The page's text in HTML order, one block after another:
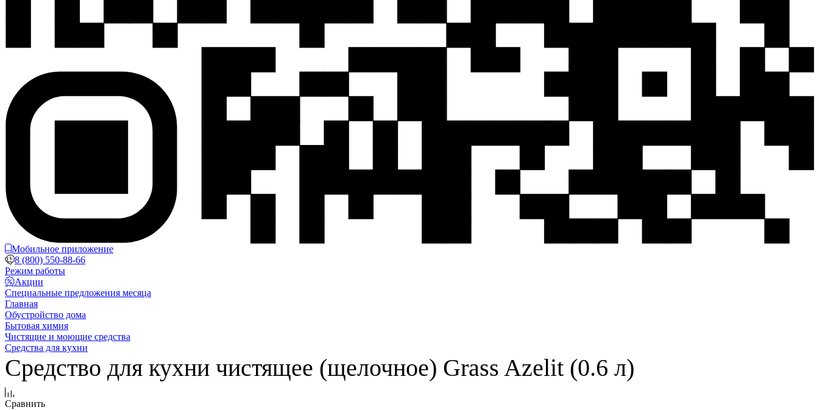
Мобильное приложение
8 (800) 550-88-66
Режим работы
Акции
Специальные предложения месяца
Главная
Обустройство дома
Бытовая химия
Чистящие и моющие средства
Средства для кухни
Средство для кухни чистящее (щелочное) Grass Azelit (0.6 л)
Сравнить